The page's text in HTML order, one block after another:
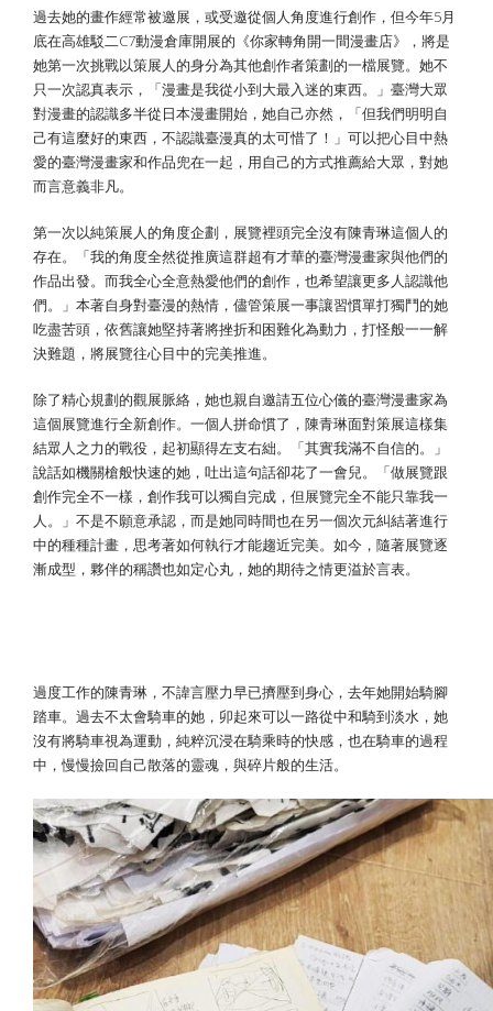
過去她的畫作經常被邀展，或受邀從個人角度進行創作，但今年5月
底在高雄駁二C7動漫倉庫開展的《你家轉角開一間漫畫店》，將是
她第一次挑戰以策展人的身分為其他創作者策劃的一檔展覽。她不
只一次認真表示，「漫畫是我從小到大最入迷的東西。」臺灣大眾
對漫畫的認識多半從日本漫畫開始，她自己亦然，「但我們明明自
己有這麼好的東西，不認識臺漫真的太可惜了！」可以把心目中熱
愛的臺灣漫畫家和作品兜在一起，用自己的方式推薦給大眾，對她
而言意義非凡。
第一次以純策展人的角度企劃，展覽裡頭完全沒有陳青琳這個人的
存在。「我的角度全然從推廣這群超有才華的臺灣漫畫家與他們的
作品出發。而我全心全意熱愛他們的創作，也希望讓更多人認識他
們。」本著自身對臺漫的熱情，儘管策展一事讓習慣單打獨鬥的她
吃盡苦頭，依舊讓她堅持著將挫折和困難化為動力，打怪般一一解
決難題，將展覽往心目中的完美推進。
除了精心規劃的觀展脈絡，她也親自邀請五位心儀的臺灣漫畫家為
這個展覽進行全新創作。一個人拼命慣了，陳青琳面對策展這樣集
結眾人之力的戰役，起初顯得左支右絀。「其實我滿不自信的。」
說話如機關槍般快速的她，吐出這句話卻花了一會兒。「做展覽跟
創作完全不一樣，創作我可以獨自完成，但展覽完全不能只靠我一
人。」不是不願意承認，而是她同時間也在另一個次元糾結著進行
中的種種計畫，思考著如何執行才能趨近完美。如今，隨著展覽逐
漸成型，夥伴的稱讚也如定心丸，她的期待之情更溢於言表。
過度工作的陳青琳，不諱言壓力早已擠壓到身心，去年她開始騎腳
踏車。過去不太會騎車的她，卯起來可以一路從中和騎到淡水，她
沒有將騎車視為運動，純粹沉浸在騎乘時的快感，也在騎車的過程
中，慢慢撿回自己散落的靈魂，與碎片般的生活。